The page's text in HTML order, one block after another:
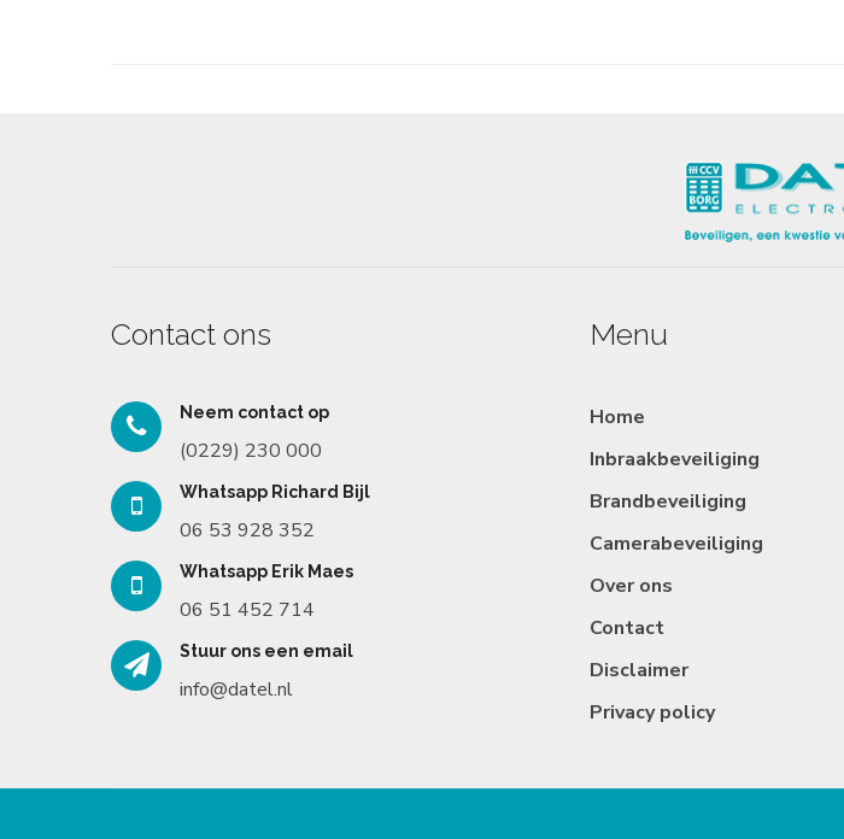
Contact ons
Neem contact op
(0229) 230 000
Whatsapp Richard Bijl
06 53 928 352
Whatsapp Erik Maes
06 51 452 714
Stuur ons een email
info@datel.nl
Menu
Home
Inbraakbeveiliging
Brandbeveiliging
Camerabeveiliging
Over ons
Contact
Disclaimer
Privacy policy